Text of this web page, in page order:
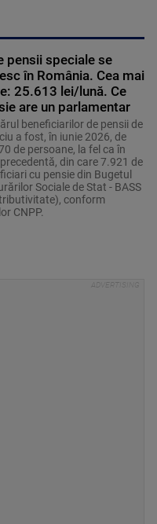
pensii speciale se
în România. Cea mai
25.613 lei/lună. Ce
are un parlamentar
beneficiarilor de pensii de
a fost, în iunie 2026, de
de persoane, la fel ca în
din care 7.921 de
cu pensie din Bugetul
Sociale de Stat - BASS
conform
CNPP.